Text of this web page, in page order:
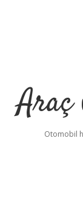
Araç
Otomobil